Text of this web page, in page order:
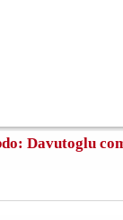
Davutoglu